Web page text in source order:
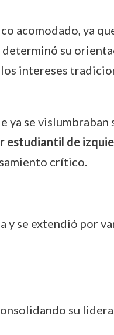
acomodado, ya
su
intereses
ya se
estudiantil de
crítico.
se extendió por
su